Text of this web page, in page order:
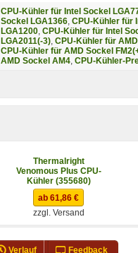
CPU-Kühler für Intel Sockel
Sockel LGA1366, CPU-Kühler für
LGA1200, CPU-Kühler für Intel
LGA2011(-3), CPU-Kühler für
CPU-Kühler für AMD Sockel
AMD Sockel AM4, CPU-Kühler-
Thermalright
Venomous Plus CPU-
Kühler (355680)
ab 61,86 €
zzgl. Versand
Verlauf Feedback